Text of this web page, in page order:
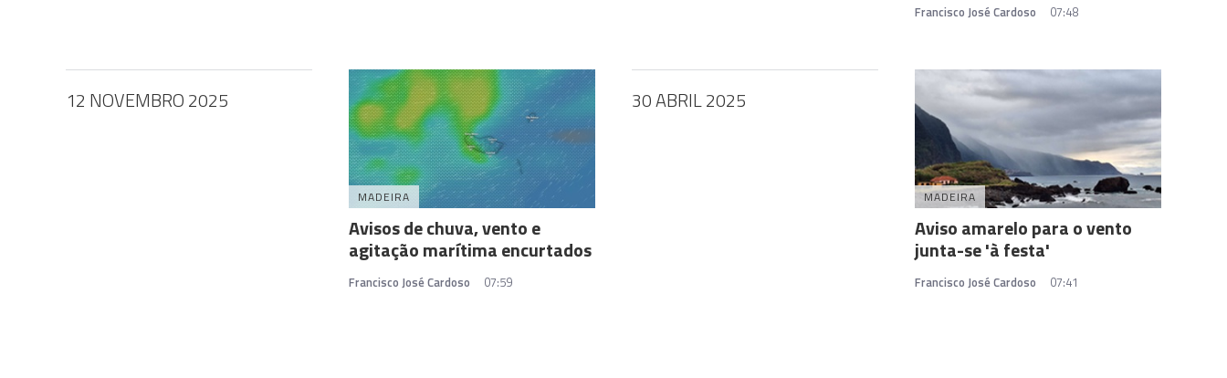
Francisco José Cardoso 07:48
12 NOVEMBRO 2025
MADEIRA
Avisos de chuva, vento e
agitação marítima encurtados
Francisco José Cardoso 07:59
30 ABRIL 2025
MADEIRA
Aviso amarelo para o vento
junta-se 'à festa'
Francisco José Cardoso 07:41